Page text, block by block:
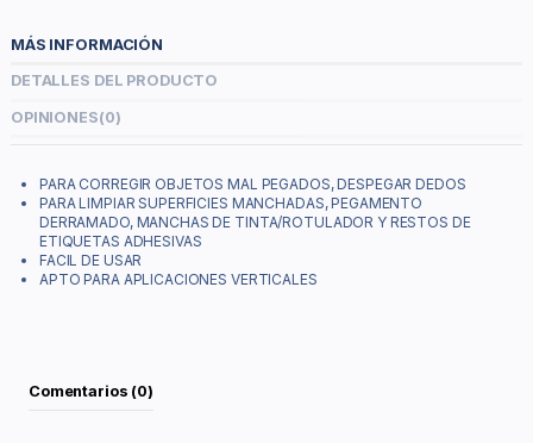
MÁS INFORMACIÓN
DETALLES DEL PRODUCTO
OPINIONES(0)
PARA CORREGIR OBJETOS MAL PEGADOS, DESPEGAR DEDOS
PARA LIMPIAR SUPERFICIES MANCHADAS, PEGAMENTO
DERRAMADO, MANCHAS DE TINTA/ROTULADOR Y RESTOS DE
ETIQUETAS ADHESIVAS
FACIL DE USAR
APTO PARA APLICACIONES VERTICALES
Comentarios (0)